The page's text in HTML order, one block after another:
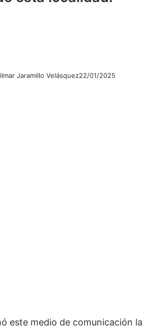
Jaramillo Velásquez22/01/2025
este medio de comunicación